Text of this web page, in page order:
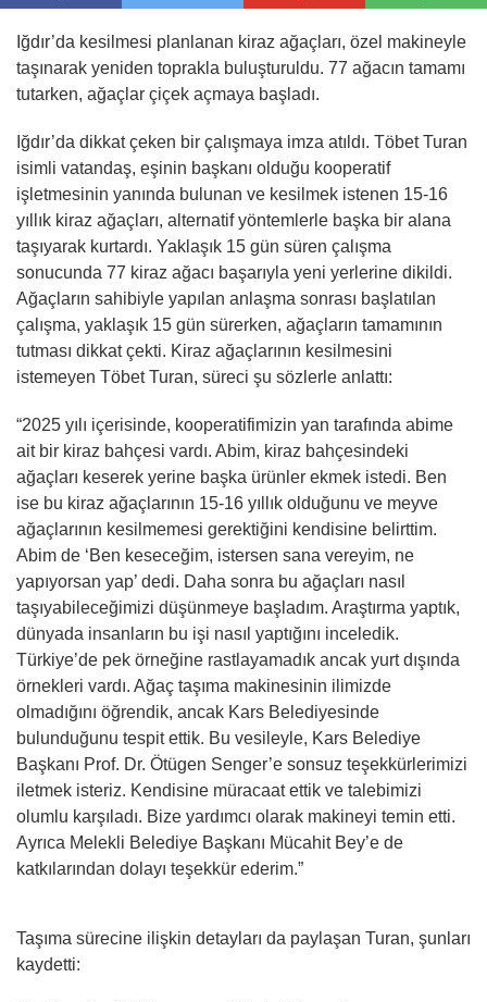
Iğdır’da kesilmesi planlanan kiraz ağaçları, özel makineyle
taşınarak yeniden toprakla buluşturuldu. 77 ağacın tamamı
tutarken, ağaçlar çiçek açmaya başladı.
Iğdır’da dikkat çeken bir çalışmaya imza atıldı. Töbet Turan
isimli vatandaş, eşinin başkanı olduğu kooperatif
işletmesinin yanında bulunan ve kesilmek istenen 15-16
yıllık kiraz ağaçları, alternatif yöntemlerle başka bir alana
taşıyarak kurtardı. Yaklaşık 15 gün süren çalışma
sonucunda 77 kiraz ağacı başarıyla yeni yerlerine dikildi.
Ağaçların sahibiyle yapılan anlaşma sonrası başlatılan
çalışma, yaklaşık 15 gün sürerken, ağaçların tamamının
tutması dikkat çekti. Kiraz ağaçlarının kesilmesini
istemeyen Töbet Turan, süreci şu sözlerle anlattı:
“2025 yılı içerisinde, kooperatifimizin yan tarafında abime
ait bir kiraz bahçesi vardı. Abim, kiraz bahçesindeki
ağaçları keserek yerine başka ürünler ekmek istedi. Ben
ise bu kiraz ağaçlarının 15-16 yıllık olduğunu ve meyve
ağaçlarının kesilmemesi gerektiğini kendisine belirttim.
Abim de ‘Ben keseceğim, istersen sana vereyim, ne
yapıyorsan yap’ dedi. Daha sonra bu ağaçları nasıl
taşıyabileceğimizi düşünmeye başladım. Araştırma yaptık,
dünyada insanların bu işi nasıl yaptığını inceledik.
Türkiye’de pek örneğine rastlayamadık ancak yurt dışında
örnekleri vardı. Ağaç taşıma makinesinin ilimizde
olmadığını öğrendik, ancak Kars Belediyesinde
bulunduğunu tespit ettik. Bu vesileyle, Kars Belediye
Başkanı Prof. Dr. Ötügen Senger’e sonsuz teşekkürlerimizi
iletmek isteriz. Kendisine müracaat ettik ve talebimizi
olumlu karşıladı. Bize yardımcı olarak makineyi temin etti.
Ayrıca Melekli Belediye Başkanı Mücahit Bey’e de
katkılarından dolayı teşekkür ederim.”
Taşıma sürecine ilişkin detayları da paylaşan Turan, şunları
kaydetti: